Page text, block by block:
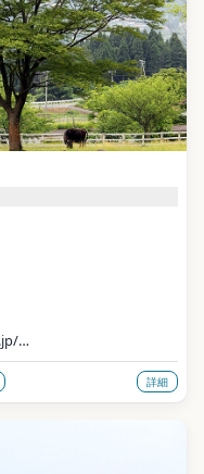
Commons） 詳細